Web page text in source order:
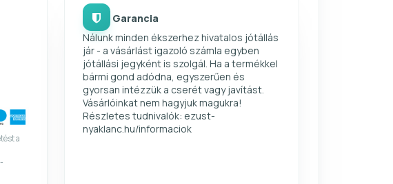
a
Garancia
Nálunk minden ékszerhez hivatalos jótállás
jár - a vásárlást igazoló számla egyben
jótállási jegyként is szolgál. Ha a termékkel
bármi gond adódna, egyszerűen és
gyorsan intézzük a cserét vagy javítást.
Vásárlóinkat nem hagyjuk magukra!
Részletes tudnivalók: ezust-
nyaklanc.hu/informaciok